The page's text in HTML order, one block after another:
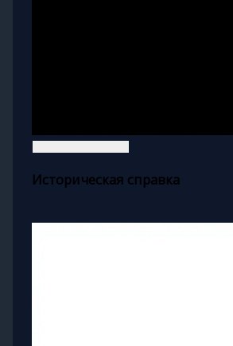
Историческая справка